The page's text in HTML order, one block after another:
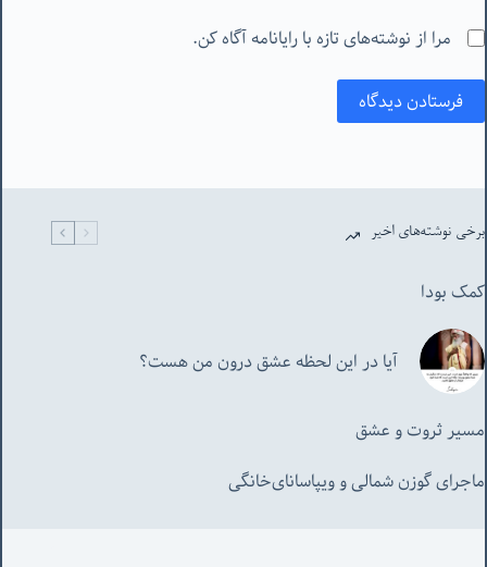
مرا از نوشته‌های تازه با رایانامه آگاه کن.
فرستادن دیدگاه
برخی نوشته‌های اخیر
کمک بودا
آیا در این لحظه عشق درون من هست؟
مسیر ثروت و عشق
ماجرای گوزن شمالی و‌ ویپاسانای‌خانگی